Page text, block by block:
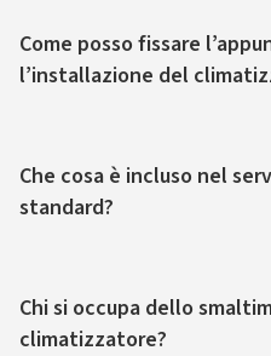
Come posso fissare
l’installazione del
Che cosa è incluso nel
standard?
Chi si occupa dello
climatizzatore?